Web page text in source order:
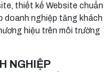
thiết kế Website chuẩn
doanh nghiệp tăng khách
hiệu trên môi trường
NGHIỆP